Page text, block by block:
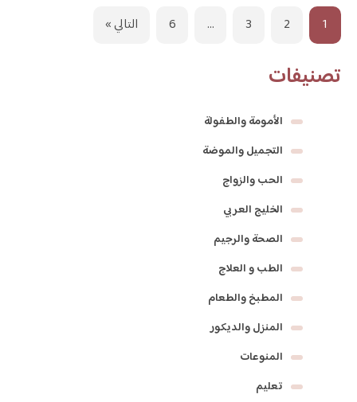
1
2
3
…
6 التالي »
تصنيفات
الأمومة والطفولة
التجميل والموضة
الحب والزواج
الخليج العربي
الصحة والرجيم
الطب و العلاج
المطبخ والطعام
المنزل والديكور
المنوعات
تعليم